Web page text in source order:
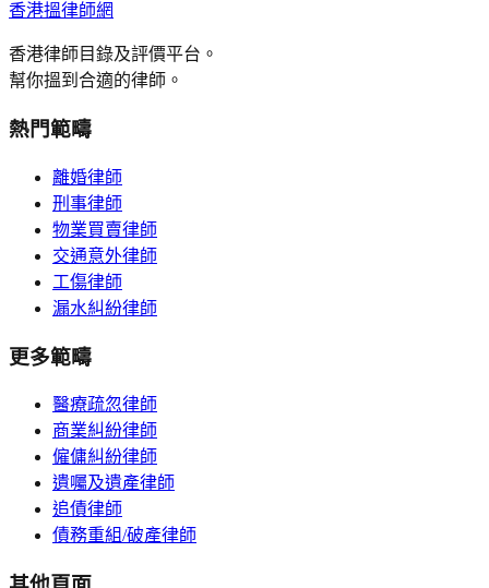
香港搵律師網
香港律師目錄及評價平台。
幫你搵到合適的律師。
熱門範疇
離婚律師
刑事律師
物業買賣律師
交通意外律師
工傷律師
漏水糾紛律師
更多範疇
醫療疏忽律師
商業糾紛律師
僱傭糾紛律師
遺囑及遺產律師
追債律師
債務重組/破產律師